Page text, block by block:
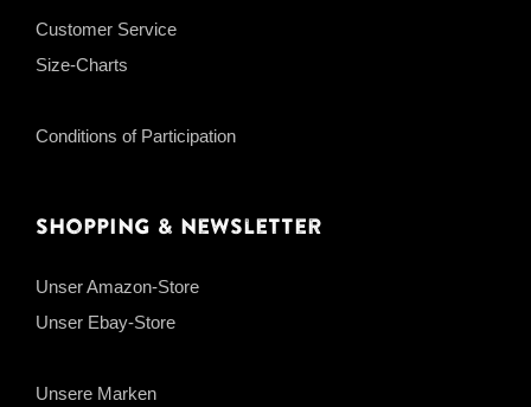
Customer Service
Size-Charts
Conditions of Participation
Shopping & Newsletter
Unser Amazon-Store
Unser Ebay-Store
Unsere Marken